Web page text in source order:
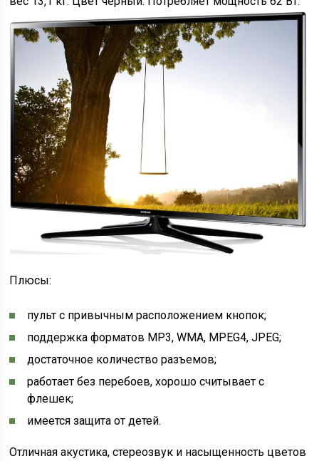
Плюсы:
пульт с привычным расположением кнопок;
поддержка форматов MP3, WMA, MPEG4, JPEG;
достаточное количество разъемов;
работает без перебоев, хорошо считывает с
флешек;
имеется защита от детей.
Отличная акустика, стереозвук и насыщенность цветов